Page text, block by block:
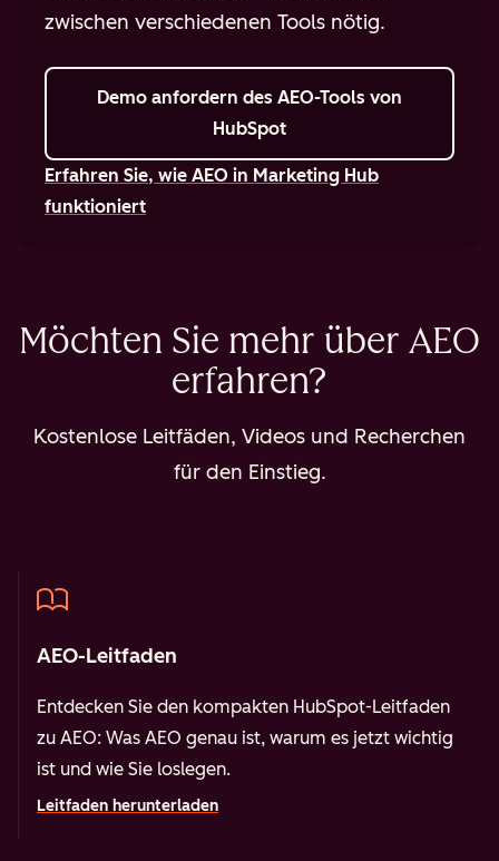
zwischen verschiedenen Tools nötig.
Demo anfordern des AEO-Tools von
HubSpot
Erfahren Sie, wie AEO in Marketing Hub
funktioniert
Möchten Sie mehr über AEO
erfahren?
Kostenlose Leitfäden, Videos und Recherchen
für den Einstieg.
AEO-Leitfaden
Entdecken Sie den kompakten HubSpot-Leitfaden
zu AEO: Was AEO genau ist, warum es jetzt wichtig
ist und wie Sie loslegen.
Leitfaden herunterladen